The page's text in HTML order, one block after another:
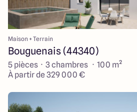
Maison + Terrain
Bouguenais (44340)
5 pièces · 3 chambres · 100 m²
À partir de 329 000 €